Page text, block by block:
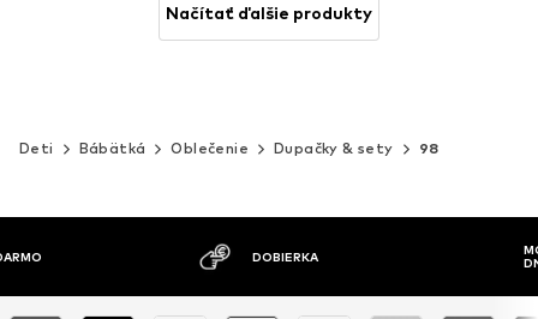
Načítať ďalšie produkty
Deti Bábätká Oblečenie Dupačky & sety 98
DOBIERKA
MOŽNOSŤ